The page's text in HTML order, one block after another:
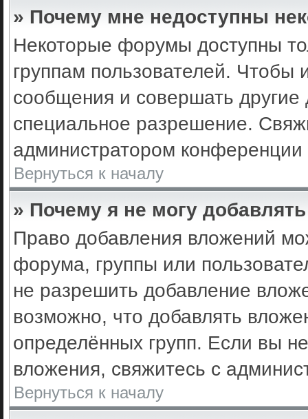
» Почему мне недоступны
Некоторые форумы доступны
группам пользователей. Чтобы
сообщения и совершать
специальное разрешение.
администратором
Вернуться к началу
» Почему я не могу
Право добавления вложений
форума, группы или
не разрешить добавление
возможно, что добавлять
определённых групп. Если вы
вложения, свяжитесь с
Вернуться к началу